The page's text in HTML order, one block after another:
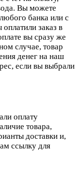
Вы можете
банка или с
заказ в
вы сразу же
случае, товар
денег на наш
если вы выбрали
оплату
товара,
доставки и,
ссылку для